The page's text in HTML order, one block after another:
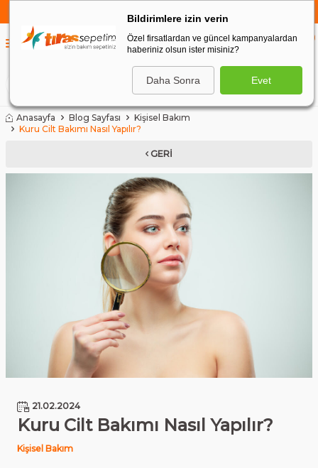
Anasayfa Blog Sayfası
Kişisel Bakım
Kuru Cilt Bakımı Nasıl Yapılır?
GERI
21.02.2024
Kuru Cilt Bakımı Nasıl Yapılır?
Kişisel Bakım
Bildirimlere izin verin
Özel firsatlardan ve güncel kampanyalardan
haberiniz olsun ister misiniz?
Daha Sonra Evet